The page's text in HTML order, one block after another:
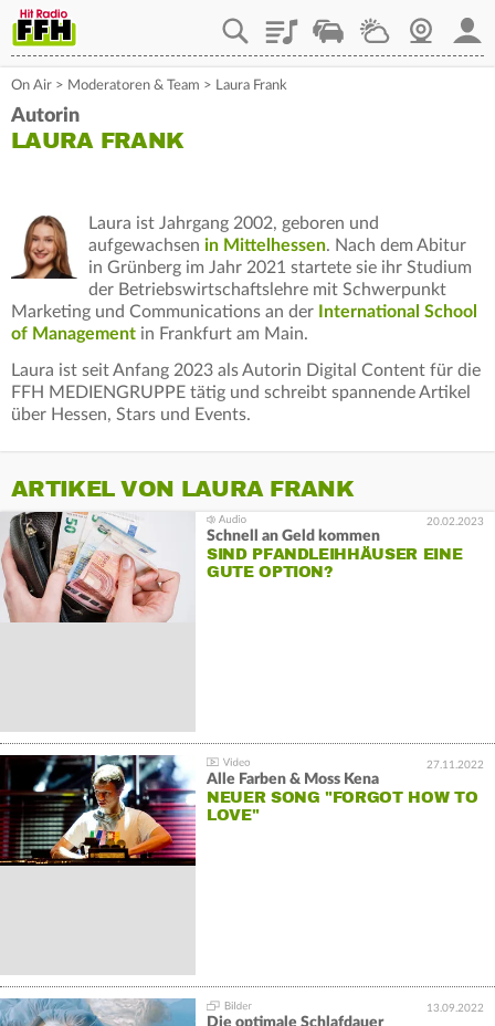
PlaylistStaupilotWetterWebcam
On Air > Moderatoren & Team > Laura Frank
Autorin
LAURA FRANK
Laura ist Jahrgang 2002, geboren und
aufgewachsen in Mittelhessen. Nach dem Abitur
in Grünberg im Jahr 2021 startete sie ihr Studium
der Betriebswirtschaftslehre mit Schwerpunkt
Marketing und Communications an der
International School
of Management in Frankfurt am Main.
Laura ist seit Anfang 2023 als Autorin Digital Content für die
FFH MEDIENGRUPPE tätig und schreibt spannende Artikel
über Hessen, Stars und Events.
ARTIKEL VON LAURA FRANK
20.02.2023
Schnell an Geld kommen
SIND PFANDLEIHHÄUSER EINE
GUTE OPTION?
27.11.2022
Alle Farben & Moss Kena
NEUER SONG "FORGOT HOW TO
LOVE"
13.09.2022
Die optimale Schlafdauer